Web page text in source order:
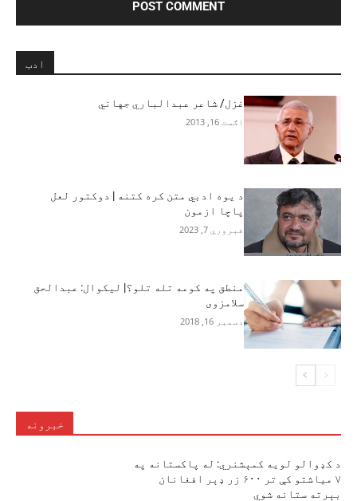
ادب
غزل/ شاعر عبدالباري جهاني
اګست 16, 2013
د یوه ادبي متن کره کتنه | دوکتور لعل
پاچا ازمون
فبروري 7, 2023
منطق په کومه تله تلو؟| ليکوال: عبدالحق
سلامزوی
دسمبر 16, 2018
خبرونه
د کډوالو لویه کمېشنري: له پاکستانه په
۷ میاشتو کې تر ۶۰۰ زر ډېر افغانان
بېرته ستانه شوي